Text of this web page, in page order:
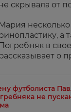
скрывала от
Мария
а
Погребняк в
о
футболиста
не